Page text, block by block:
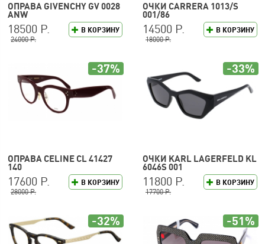
ОПРАВА GIVENCHY GV 0028
ANW
В КОРЗИНУ
18500 Р.
24000 Р.
ОЧКИ CARRERA 1013/S
001/86
В КОРЗИНУ
14500 Р.
18000 Р.
ОПРАВА CELINE CL 41427
140
В КОРЗИНУ
17600 Р.
28000 Р.
-37%
ОЧКИ KARL LAGERFELD KL
6046S 001
В КОРЗИНУ
11800 Р.
17700 Р.
-33%
-32% -51%